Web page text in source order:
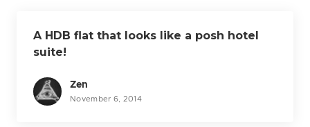
A HDB flat that looks like a posh hotel
suite!
Zen
November 6, 2014